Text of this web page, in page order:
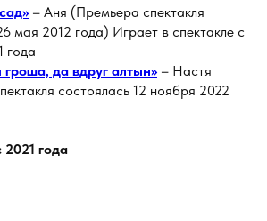
– Аня (Премьера спектакля
мая 2012 года) Играет в спектакле с
года
да вдруг алтын» – Настя
состоялась 12 ноября 2022
2021 года